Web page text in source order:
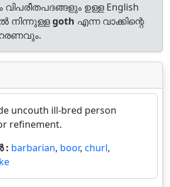
ഉള്ള English
നിന്നുള്ളgoth എന്ന വാക്കിന്റെ
uncouth ill-bred person
refinement.
: barbarian, boor, churl,